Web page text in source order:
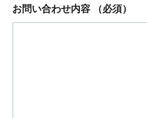
お問い合わせ内容 （必須）